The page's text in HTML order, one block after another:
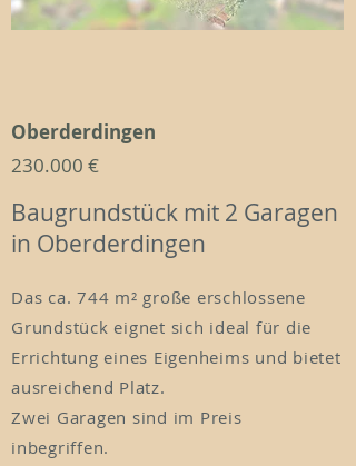
Oberderdingen
230.000 €
Baugrundstück mit 2 Garagen
in Oberderdingen
Das ca. 744 m² große erschlossene
Grundstück eignet sich ideal für die
Errichtung eines Eigenheims und bietet
ausreichend Platz.
Zwei Garagen sind im Preis
inbegriffen.